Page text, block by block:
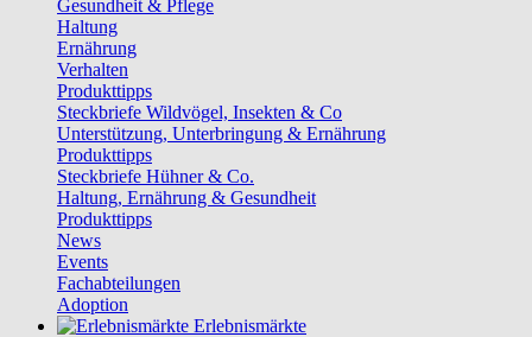
Gesundheit & Pflege
Haltung
Ernährung
Verhalten
Produkttipps
Steckbriefe Wildvögel, Insekten & Co
Unterstützung, Unterbringung & Ernährung
Produkttipps
Steckbriefe Hühner & Co.
Haltung, Ernährung & Gesundheit
Produkttipps
News
Events
Fachabteilungen
Adoption
Erlebnismärkte